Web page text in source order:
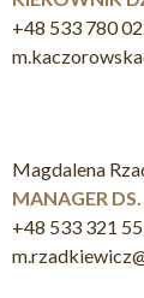
+48 533 780
Magdalena
MANAGER
+48 533 321